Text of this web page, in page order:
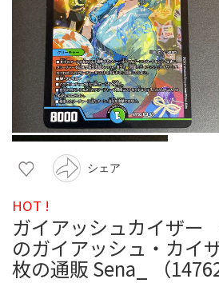
シェア
HOT !
ガイアッシュカイザー
のガイアッシュ・カイ
枚の通販 Sena_ （